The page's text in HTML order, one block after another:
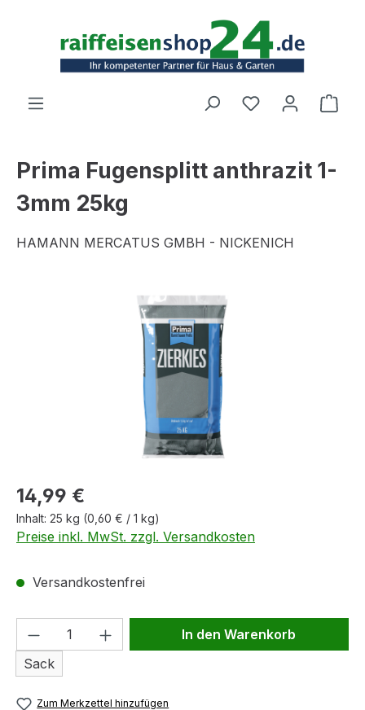
Prima Fugensplitt anthrazit 1-
3mm 25kg
HAMANN MERCATUS GMBH - NICKENICH
Bildergalerie überspringen
Regulärer Preis:
14,99 €
Inhalt: 25 kg (0,60 € / 1 kg)
Preise inkl. MwSt. zzgl. Versandkosten
Versandkostenfrei
Produkt Anzahl: Gib den
Sack
In den Warenkorb
Zum Merkzettel hinzufügen